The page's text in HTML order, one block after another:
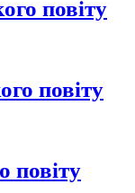
повіту
повіту
повіту